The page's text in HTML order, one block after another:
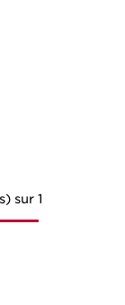
sur 1